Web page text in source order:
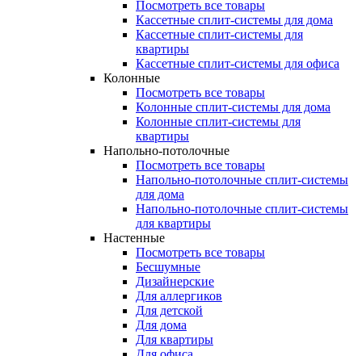
Посмотреть все товары
Кассетные сплит-системы для дома
Кассетные сплит-системы для
квартиры
Кассетные сплит-системы для офиса
Колонные
Посмотреть все товары
Колонные сплит-системы для дома
Колонные сплит-системы для
квартиры
Напольно-потолочные
Посмотреть все товары
Напольно-потолочные сплит-системы
для дома
Напольно-потолочные сплит-системы
для квартиры
Настенные
Посмотреть все товары
Бесшумные
Дизайнерские
Для аллергиков
Для детской
Для дома
Для квартиры